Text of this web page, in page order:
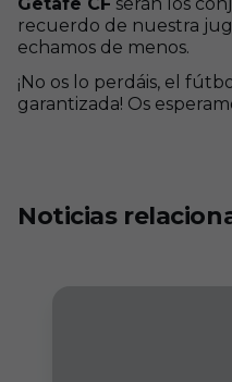
recuerdo de nuestra
echamos de menos.
¡No os lo perdáis, el
garantizada! Os
Noticias